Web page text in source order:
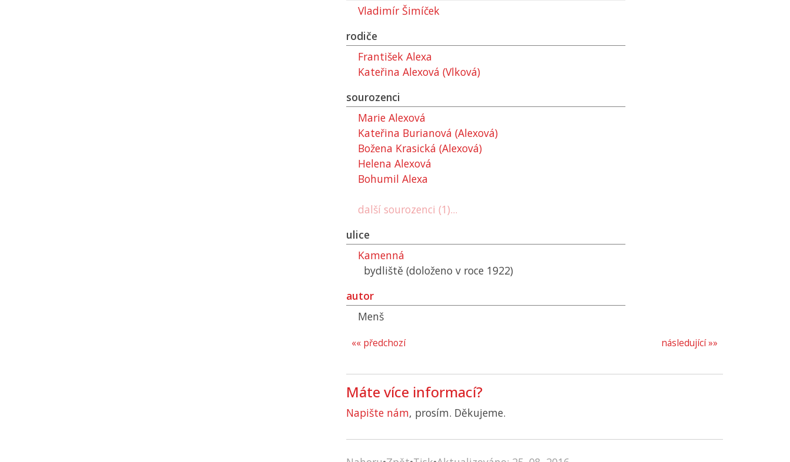
Vladimír Šimíček
rodiče
František Alexa
Kateřina Alexová (Vlková)
sourozenci
Marie Alexová
Kateřina Burianová (Alexová)
Božena Krasická (Alexová)
Helena Alexová
Bohumil Alexa
další sourozenci (1)...
ulice
Kamenná
bydliště (doloženo v roce 1922)
autor
Menš
následující »»
«« předchozí
Máte více informací?
Napište nám, prosím. Děkujeme.